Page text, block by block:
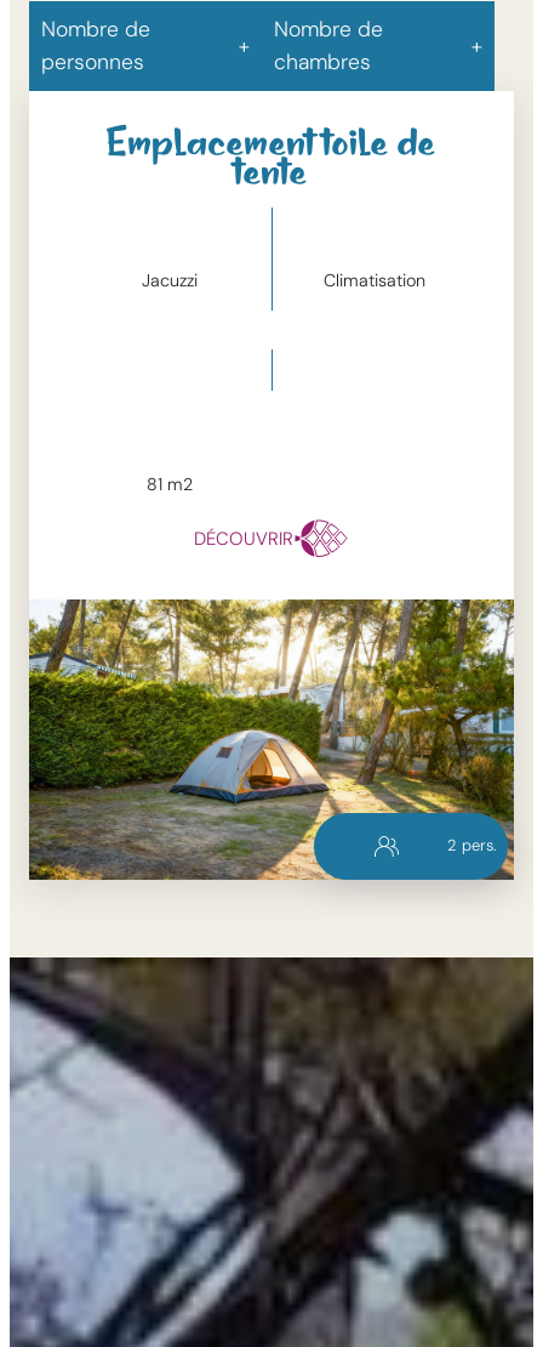
Nombre de
personnes
Nombre de
chambres
2 pers.
Emplacement toile de
tente
Jacuzzi Climatisation
81 m2
DÉCOUVRIR